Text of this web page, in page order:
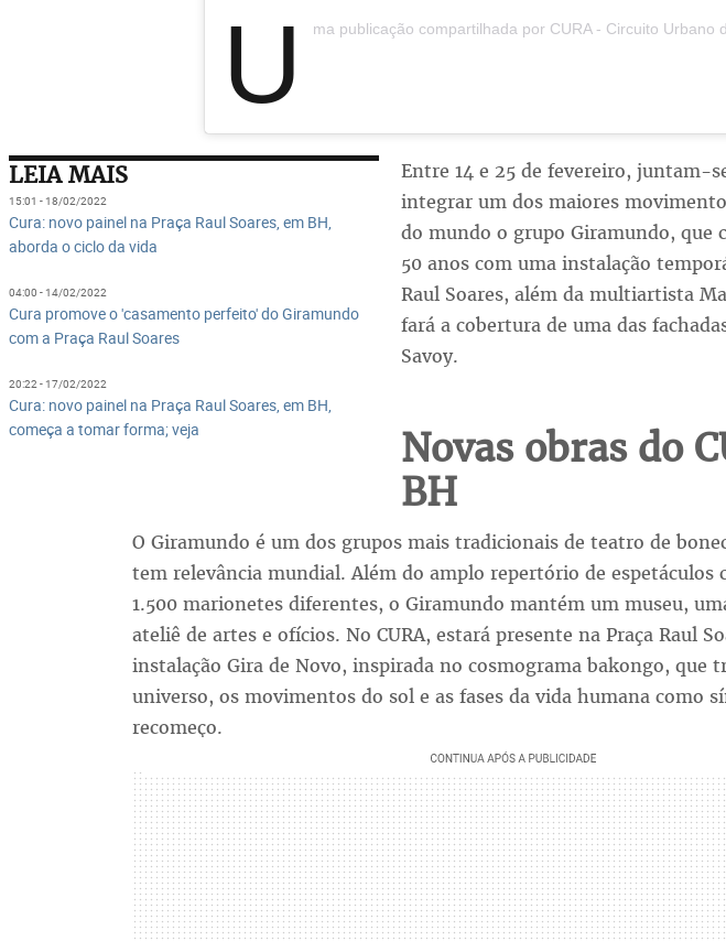
U ma publicação compartilhada por CURA - Circuito Urbano de Arte
LEIA MAIS
15:01 - 18/02/2022
Cura: novo painel na Praça Raul Soares, em BH,
aborda o ciclo da vida
04:00 - 14/02/2022
Cura promove o 'casamento perfeito' do Giramundo
com a Praça Raul Soares
20:22 - 17/02/2022
Cura: novo painel na Praça Raul Soares, em BH,
começa a tomar forma; veja
Entre 14 e 25 de fevereiro, juntam-
integrar um dos maiores
do mundo o grupo Giramundo, que
50 anos com uma instalação
Raul Soares, além da multiartista
fará a cobertura de uma das
Savoy.
Novas obras do
BH
O Giramundo é um dos grupos mais tradicionais de teatro de
tem relevância mundial. Além do amplo repertório de espetáculos
1.500 marionetes diferentes, o Giramundo mantém um museu,
ateliê de artes e ofícios. No CURA, estará presente na Praça Raul
instalação Gira de Novo, inspirada no cosmograma bakongo, que
universo, os movimentos do sol e as fases da vida humana como
recomeço.